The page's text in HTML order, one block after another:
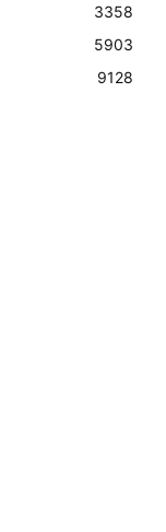
3358
5903
9128